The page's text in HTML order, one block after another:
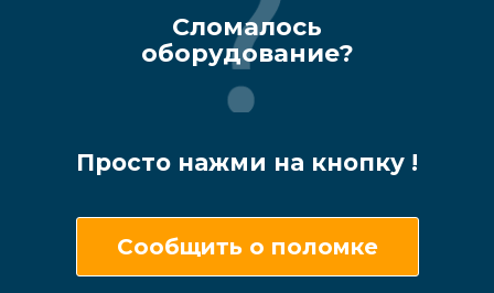
Сломалось
оборудование?
Просто нажми на кнопку !
Сообщить о поломке